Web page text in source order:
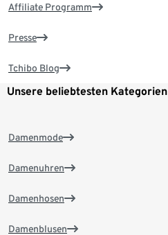
Affiliate Programm
Presse
Tchibo Blog
Unsere beliebtesten Kategorien
Damenmode
Damenuhren
Damenhosen
Damenblusen